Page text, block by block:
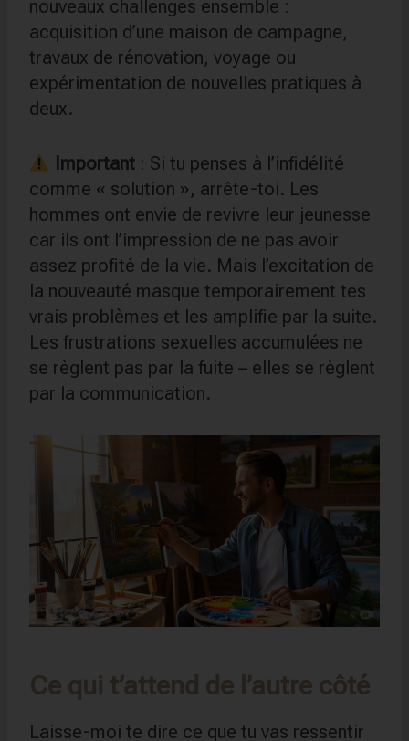
nouveaux challenges ensemble :
acquisition d’une maison de campagne,
travaux de rénovation, voyage ou
expérimentation de nouvelles pratiques à
deux.
Important: Si tu penses à l’infidélité
comme « solution », arrête-toi. Les
hommes ont envie de revivre leur jeunesse
car ils ont l’impression de ne pas avoir
assez profité de la vie. Mais l’excitation de
la nouveauté masque temporairement tes
vrais problèmes et les amplifie par la suite.
Les frustrations sexuelles accumulées ne
se règlent pas par la fuite – elles se règlent
par la communication.
Ce qui t’attend de l’autre côté
Laisse-moi te dire ce que tu vas ressentir